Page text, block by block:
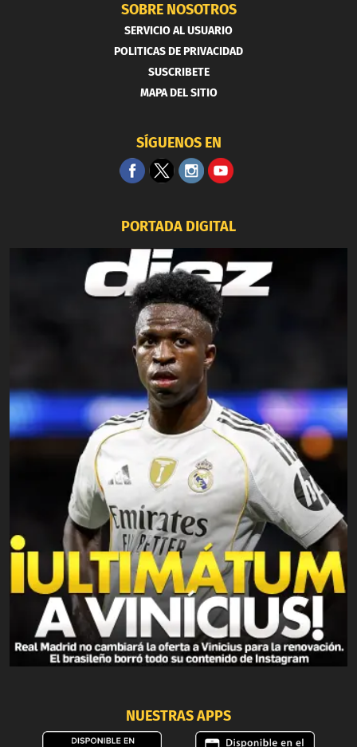
SOBRE NOSOTROS
SERVICIO AL USUARIO
POLITICAS DE PRIVACIDAD
SUSCRIBETE
MAPA DEL SITIO
SÍGUENOS EN
PORTADA DIGITAL
NUESTRAS APPS